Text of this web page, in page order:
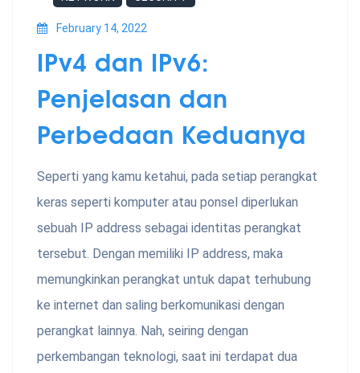
February 14, 2022
IPv4 dan IPv6:
Penjelasan dan
Perbedaan Keduanya
Seperti yang kamu ketahui, pada setiap perangkat
keras seperti komputer atau ponsel diperlukan
sebuah IP address sebagai identitas perangkat
tersebut. Dengan memiliki IP address, maka
memungkinkan perangkat untuk dapat terhubung
ke internet dan saling berkomunikasi dengan
perangkat lainnya. Nah, seiring dengan
perkembangan teknologi, saat ini terdapat dua